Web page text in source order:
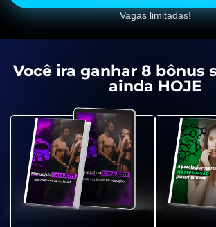
Vagas limitadas!
Você ira ganhar 8 bônus
ainda HOJE